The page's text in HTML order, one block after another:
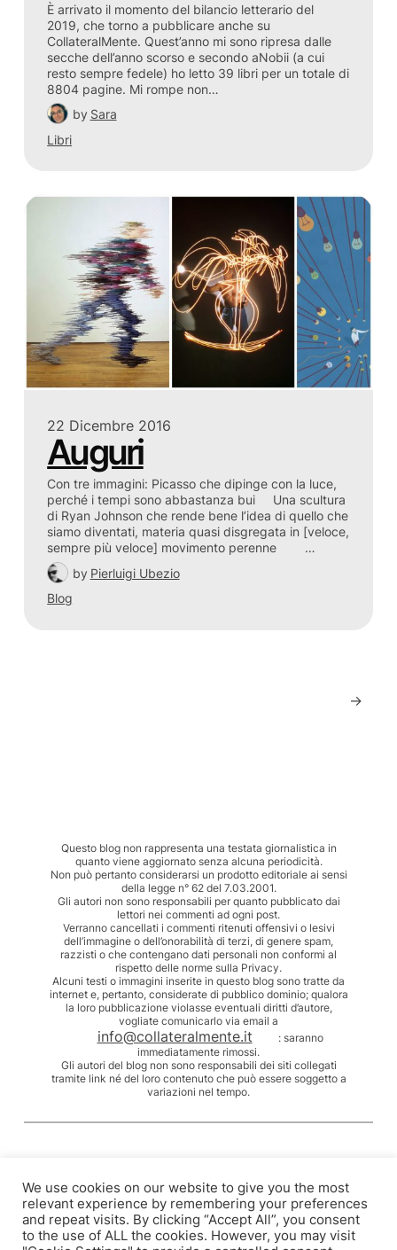
È arrivato il momento del bilancio letterario del
2019, che torno a pubblicare anche su
CollateralMente. Quest’anno mi sono ripresa dalle
secche dell’anno scorso e secondo aNobii (a cui
resto sempre fedele) ho letto 39 libri per un totale di
8804 pagine. Mi rompe non…
by Sara
Libri
22 Dicembre 2016
Auguri
Con tre immagini: Picasso che dipinge con la luce,
perché i tempi sono abbastanza bui Una scultura
di Ryan Johnson che rende bene l’idea di quello che
siamo diventati, materia quasi disgregata in [veloce,
sempre più veloce] movimento perenne …
by Pierluigi Ubezio
Blog
→
Questo blog non rappresenta una testata giornalistica in
quanto viene aggiornato senza alcuna periodicità.
Non può pertanto considerarsi un prodotto editoriale ai sensi
della legge n° 62 del 7.03.2001.
Gli autori non sono responsabili per quanto pubblicato dai
lettori nei commenti ad ogni post.
Verranno cancellati i commenti ritenuti offensivi o lesivi
dell’immagine o dell’onorabilità di terzi, di genere spam,
razzisti o che contengano dati personali non conformi al
rispetto delle norme sulla Privacy.
Alcuni testi o immagini inserite in questo blog sono tratte da
internet e, pertanto, considerate di pubblico dominio; qualora
la loro pubblicazione violasse eventuali diritti d’autore,
vogliate comunicarlo via email a
info@collateralmente.it
: saranno
immediatamente rimossi.
Gli autori del blog non sono responsabili dei siti collegati
tramite link né del loro contenuto che può essere soggetto a
variazioni nel tempo.
We use cookies on our website to give you the most
relevant experience by remembering your preferences
and repeat visits. By clicking “Accept All”, you consent
to the use of ALL the cookies. However, you may visit